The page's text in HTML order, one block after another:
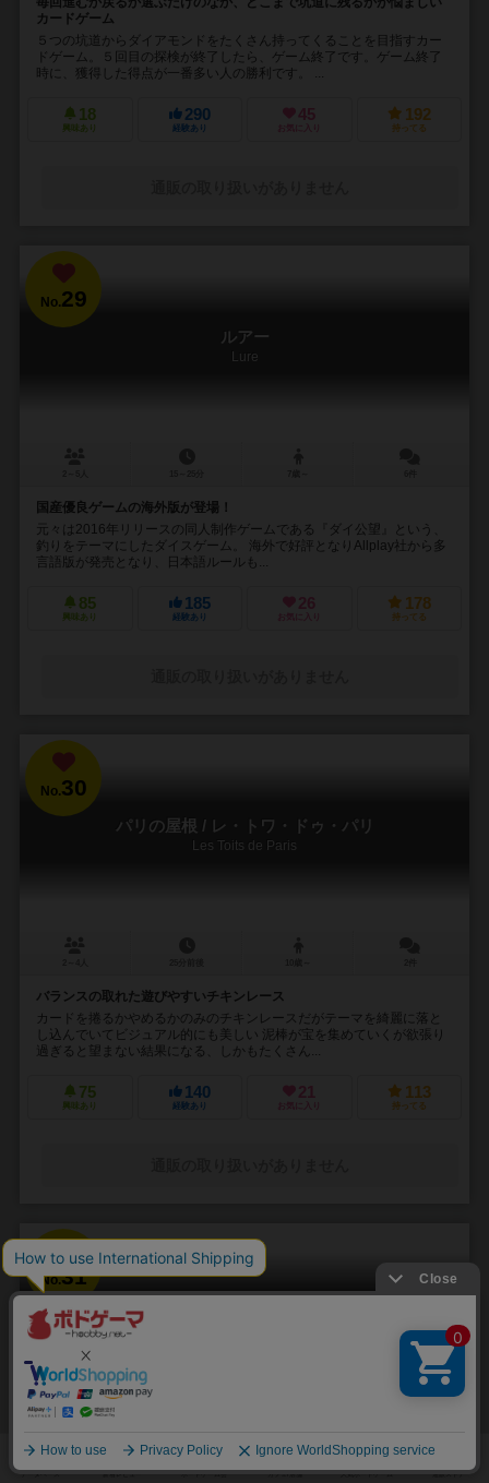
カードゲーム
５つの坑道からダイアモンドをたくさん持ってくることを目指すカー
ドゲーム。５回目の探検が終了したら、ゲーム終了です。ゲーム終了
時に、獲得した得点が一番多い人の勝利です。 ...
18
興味あり
290
経験あり
45
お気に入り
192
持ってる
No.29
ルアー
Lure
国産優良ゲームの海外版が登場！
元々は2016年リリースの同人制作ゲームである『ダイ公望』という、
釣りをテーマにしたダイスゲーム。 海外で好評となりAllplay社から多
言語版が発売となり、日本語ルールも...
85
興味あり
185
経験あり
26
お気に入り
178
持ってる
No.30
パリの屋根 / レ・トワ・ドゥ・パリ
Les Toits de Paris
バランスの取れた遊びやすいチキンレース
カードを捲るかやめるかのみのチキンレースだがテーマを綺麗に落と
し込んでいてビジュアル的にも美しい 泥棒が宝を集めていくが欲張り
過ぎると望まない結果になる、しかもたくさん...
75
興味あり
140
経験あり
21
お気に入り
113
持ってる
No.31
2～3人 30～60分 8件